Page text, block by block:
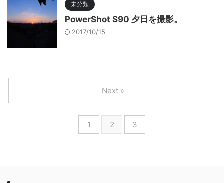
未分類
PowerShot S90 夕日を撮影。
2017/10/15
1 2 3
Next »